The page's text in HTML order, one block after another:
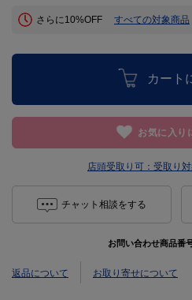
さらに10%OFF すべての対象商品
カート
お気に入り
店頭受取り可： 受取り
チャット相談をする
お問い合わせ商品番
返品について お取り寄せについて